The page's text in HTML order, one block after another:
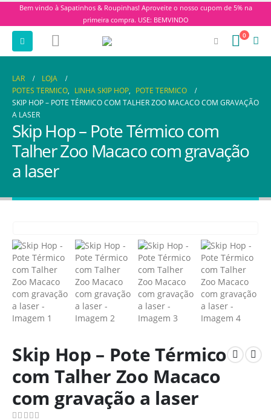
Bem vindo à Sapatinhos & Roupinhas! Aproveite o nosso cupom de 5% na
primeira compra. USE: BEMVINDO
0
LAR
LOJA
POTES TERMICO, LINHA SKIP HOP, POTE TERMICO
SKIP HOP – POTE TÉRMICO COM TALHER ZOO MACACO COM GRAVAÇÃO
A LASER
Skip Hop – Pote Térmico com
Talher Zoo Macaco com gravação
a laser
Skip Hop – Pote Térmico
com Talher Zoo Macaco
com gravação a laser